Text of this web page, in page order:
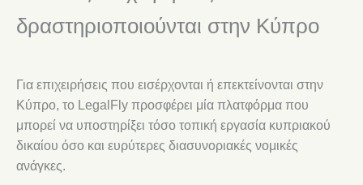
δραστηριοποιούνται στην Κύπρο
Για επιχειρήσεις που εισέρχονται ή επεκτείνονται στην
Κύπρο, το LegalFly προσφέρει μία πλατφόρμα που
μπορεί να υποστηρίξει τόσο τοπική εργασία κυπριακού
δικαίου όσο και ευρύτερες διασυνοριακές νομικές
ανάγκες.